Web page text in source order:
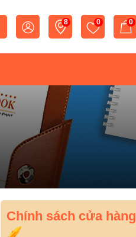
8 0 0
Chính sách cửa hàng